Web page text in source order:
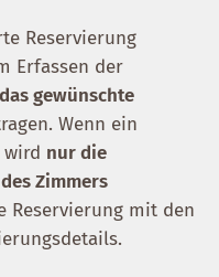
Reservierung
Erfassen der
gewünschte
Wenn ein
wird nur die
Zimmers
Reservierung mit den